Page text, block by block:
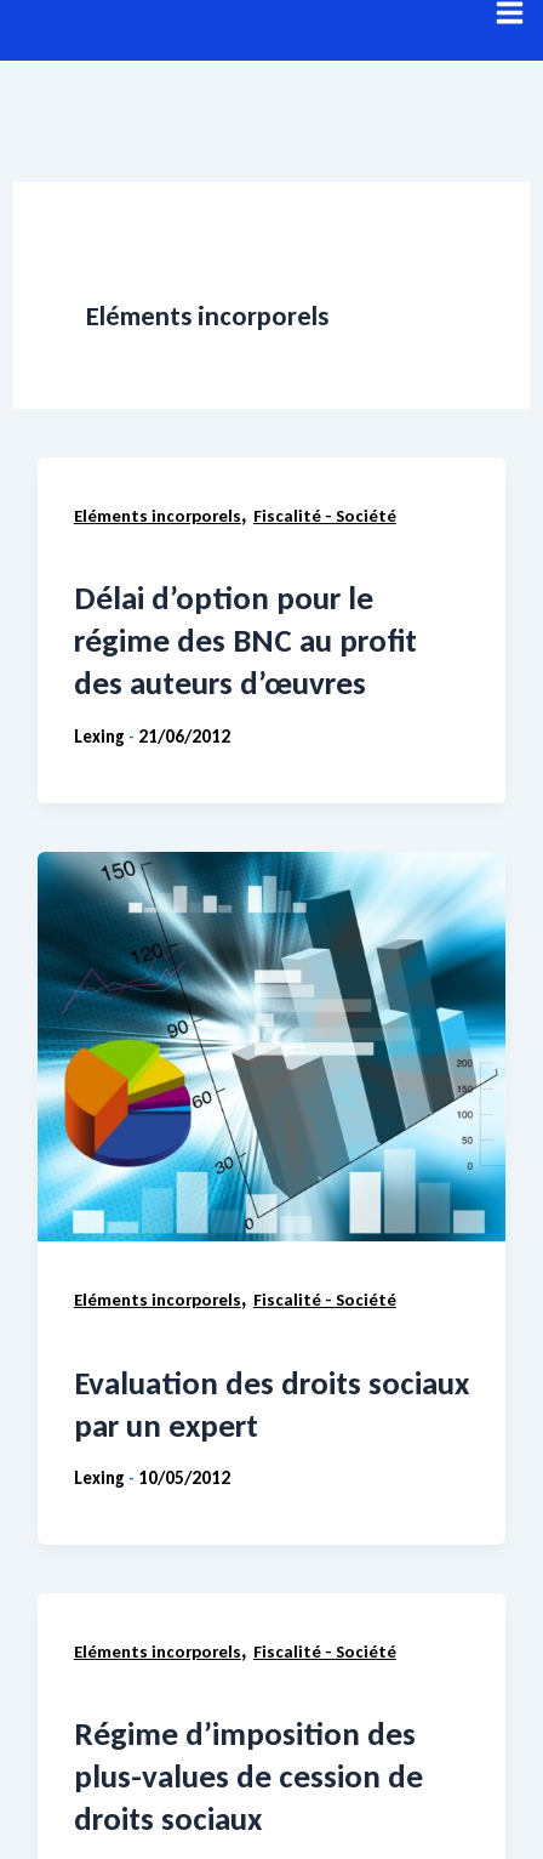
au
Eléments incorporels
Eléments incorporels, Fiscalité - Société
Délai d’option pour le
régime des BNC au profit
des auteurs d’œuvres
Lexing - 21/06/2012
Eléments incorporels, Fiscalité - Société
Evaluation des droits sociaux
par un expert
Lexing - 10/05/2012
Eléments incorporels, Fiscalité - Société
Régime d’imposition des
plus-values de cession de
droits sociaux